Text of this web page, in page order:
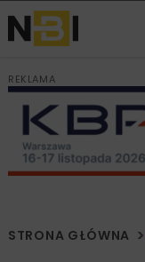
REKLAMA
STRONA GŁÓWNA